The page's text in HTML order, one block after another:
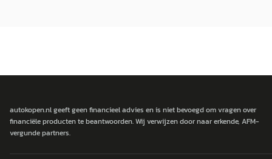
autokopen.nl geeft geen financieel advies en is niet bevoegd om vragen over
financiële producten te beantwoorden. Wij verwijzen door naar erkende, AFM-
vergunde partners.